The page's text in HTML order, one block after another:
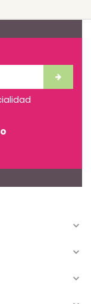


